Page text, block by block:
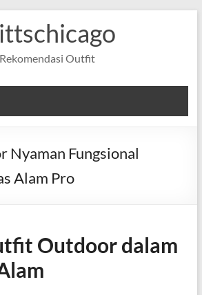
Rekomendasi Outfit
Fungsional
Alam Pro
Outdoor dalam